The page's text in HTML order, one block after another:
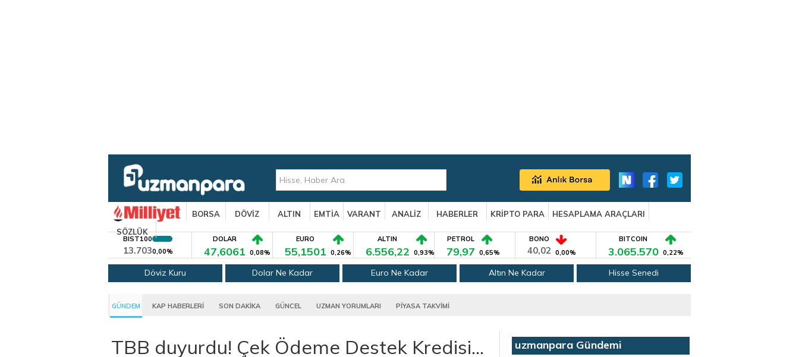
BORSA DÖVİZ ALTIN EMTİA VARANT ANALİZ HABERLER KRİPTO PARA
HESAPLAMA ARAÇLARI
SÖZLÜK
BIST100
13.7030,00%
DOLAR
47,6061 0,08%
EURO
55,1501 0,26%
ALTIN
6.556,22 0,93%
PETROL
79,97 0,65%
BONO
40,02 0,00%
BITCOIN
3.065.570 0,22%
Döviz Kuru Dolar Ne Kadar Euro Ne Kadar Altın Ne Kadar Hisse Senedi
GÜNDEM KAP HABERLERİ SON DAKİKA GÜNCEL UZMAN YORUMLARI PİYASA TAKVİMİ
TBB duyurdu! Çek Ödeme Destek Kredisi... uzmanpara Gündemi